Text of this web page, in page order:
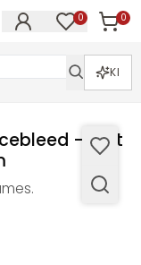
0 0
KI
- Lost